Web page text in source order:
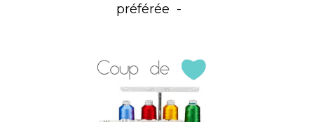
préférée